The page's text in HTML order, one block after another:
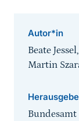
Autor*in
Beate
Martin